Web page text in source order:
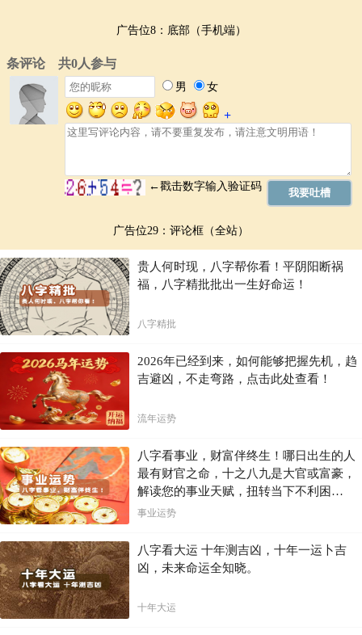
广告位8：底部（手机端）
广告位29：评论框（全站）
贵人何时现，八字帮你看！平阴阳断祸
福，八字精批批出一生好命运！
八字精批
2026年已经到来，如何能够把握先机，趋
吉避凶，不走弯路，点击此处查看！
流年运势
八字看事业，财富伴终生！哪日出生的人
最有财官之命，十之八九是大官或富豪，
解读您的事业天赋，扭转当下不利困
局！！
事业运势
八字看大运 十年测吉凶，十年一运卜吉
凶，未来命运全知晓。
十年大运